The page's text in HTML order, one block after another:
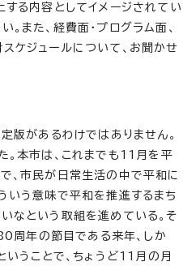
する内容としてイメージされてい
また、経費面・プログラム面、
ケジュールについて、お聞かせ
版があるわけではありません。
。本市は、これまでも11月を平
、市民が日常生活の中で平和に
いう意味で平和を推進するまち
なという取組を進めている。そ
80周年の節目である来年、しか
うことで、ちょうど11月の月